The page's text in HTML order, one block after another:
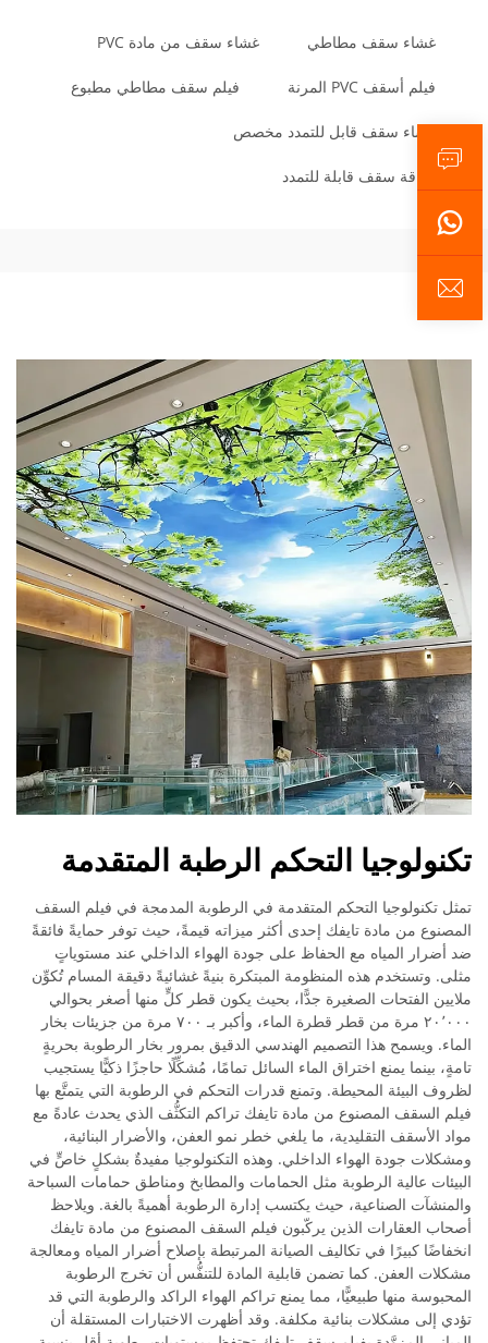
غشاء سقف مطاطي غشاء سقف من مادة PVC
فيلم أسقف PVC المرنة فيلم سقف مطاطي مطبوع
غشاء سقف قابل للتمدد مخصص
رقاقة سقف قابلة للتمدد
تكنولوجيا التحكم الرطبة المتقدمة
تمثل تكنولوجيا التحكم المتقدمة في الرطوبة المدمجة في فيلم السقف
المصنوع من مادة تايفك إحدى أكثر ميزاته قيمةً، حيث توفر حمايةً فائقةً
ضد أضرار المياه مع الحفاظ على جودة الهواء الداخلي عند مستوياتٍ
مثلى. وتستخدم هذه المنظومة المبتكرة بنيةً غشائيةً دقيقة المسام تُكوِّن
ملايين الفتحات الصغيرة جدًّا، بحيث يكون قطر كلٍّ منها أصغر بحوالي
٢٠٬٠٠٠ مرة من قطر قطرة الماء، وأكبر بـ ٧٠٠ مرة من جزيئات بخار
الماء. ويسمح هذا التصميم الهندسي الدقيق بمرور بخار الرطوبة بحريةٍ
تامةٍ، بينما يمنع اختراق الماء السائل تمامًا، مُشكِّلًا حاجزًا ذكيًّا يستجيب
لظروف البيئة المحيطة. وتمنع قدرات التحكم في الرطوبة التي يتمتَّع بها
فيلم السقف المصنوع من مادة تايفك تراكم التكثُّف الذي يحدث عادةً مع
مواد الأسقف التقليدية، ما يلغي خطر نمو العفن، والأضرار البنائية،
ومشكلات جودة الهواء الداخلي. وهذه التكنولوجيا مفيدةٌ بشكلٍ خاصٍّ في
البيئات عالية الرطوبة مثل الحمامات والمطابخ ومناطق حمامات السباحة
والمنشآت الصناعية، حيث يكتسب إدارة الرطوبة أهميةً بالغة. ويلاحظ
أصحاب العقارات الذين يركّبون فيلم السقف المصنوع من مادة تايفك
انخفاضًا كبيرًا في تكاليف الصيانة المرتبطة بإصلاح أضرار المياه ومعالجة
مشكلات العفن. كما تضمن قابلية المادة للتنفُّس أن تخرج الرطوبة
المحبوسة منها طبيعيًّا، مما يمنع تراكم الهواء الراكد والرطوبة التي قد
تؤدي إلى مشكلات بنائية مكلفة. وقد أظهرت الاختبارات المستقلة أن